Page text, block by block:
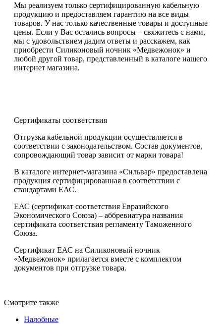
Мы реализуем только сертифицированную кабельную
продукцию и предоставляем гарантию на все виды
товаров. У нас только качественные товары и доступные
цены. Если у Вас остались вопросы – свяжитесь с нами,
мы с удовольствием дадим ответы и расскажем, как
приобрести Силиконовый ночник «Медвежонок» и
любой другой товар, представленный в каталоге нашего
интернет магазина.
Сертификаты соответствия
Отгрузка кабельной продукции осуществляется в
соответствии с законодательством. Состав документов,
сопровождающий товар зависит от марки товара!
В каталоге интернет-магазина «Сильвар» предоставлена
продукция сертифицированная в соответствии с
стандартами ЕАС.
ЕАС (сертификат соответствия Евразийского
Экономического Союза) – аббревиатура названия
сертификата соответствия регламенту Таможенного
Союза.
Сертификат ЕАС на Силиконовый ночник
«Медвежонок» прилагается вместе с комплектом
документов при отгрузке товара.
Смотрите также
Налобные